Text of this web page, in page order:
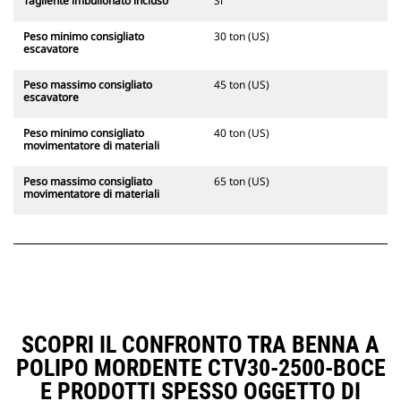
Peso minimo consigliato
escavatore
30 ton (US)
Peso massimo consigliato
escavatore
45 ton (US)
Peso minimo consigliato
movimentatore di materiali
40 ton (US)
Peso massimo consigliato
movimentatore di materiali
65 ton (US)
SCOPRI IL CONFRONTO TRA BENNA A
POLIPO MORDENTE CTV30-2500-BOCE
E PRODOTTI SPESSO OGGETTO DI